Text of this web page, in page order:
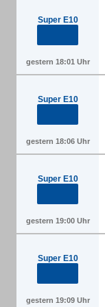
Super E10
gestern 18:01 Uhr
Super E10
gestern 18:06 Uhr
Super E10
gestern 19:00 Uhr
Super E10
gestern 19:09 Uhr